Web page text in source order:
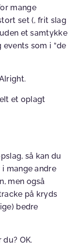
mange
set (, frit slag
et samtykke
som i “de
et oplagt
så kan du
mange andre
men også
på kryds
bedre
OK.